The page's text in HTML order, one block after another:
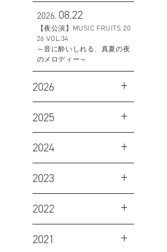
2026. 08.22
【夜公演】MUSIC FRUITS 20
26 VOL.34
～音に酔いしれる、真夏の夜
のメロディー～
2026
2025
2024
2023
2022
2021